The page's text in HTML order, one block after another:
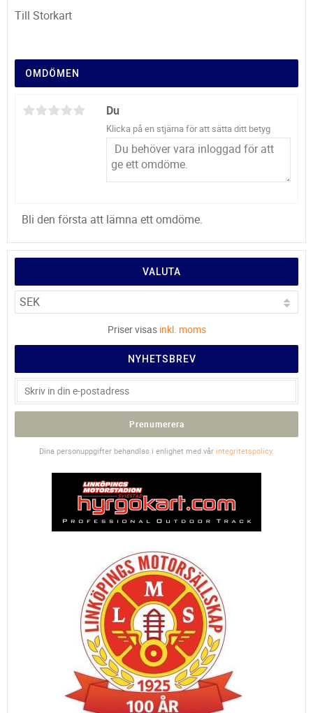
Till Storkart
OMDÖMEN
Du
Klicka på en stjärna för att sätta ditt betyg
Bli den första att lämna ett omdöme.
VALUTA
Priser visas inkl. moms
NYHETSBREV
Prenumerera
Dina personuppgifter behandlas i enlighet med vår integritetspolicy.